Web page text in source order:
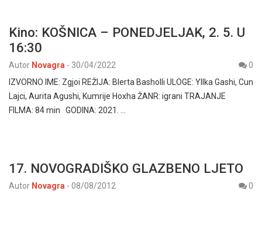
Kino: KOŠNICA – PONEDJELJAK, 2. 5. U
16:30
Autor Novagra - 30/04/2022
0
IZVORNO IME: Zgjoi REŽIJA: Blerta Basholli ULOGE: Yllka Gashi, Cun
Lajci, Aurita Agushi, Kumrije Hoxha ŽANR: igrani TRAJANJE
FILMA: 84 min GODINA: 2021. …
17. NOVOGRADIŠKO GLAZBENO LJETO
Autor Novagra - 08/08/2012 0